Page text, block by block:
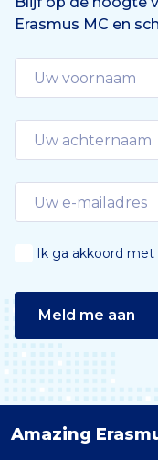
Erasmus MC en
Ik ga akkoord met
Meld me aan
Amazing